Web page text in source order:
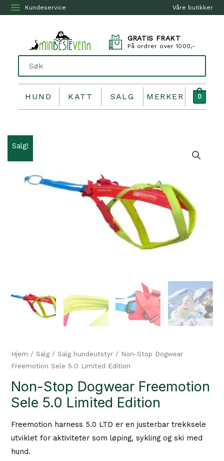
Våre butikker
Kundeservice
GRATIS FRAKT
På ordrer over 1000,-
HUND KATT SALG MERKER 0
Salg!
Hjem /Salg /Salg hundeutstyr / Non-Stop Dogwear
Freemotion Sele 5.0 Limited Edition
Non-Stop Dogwear Freemotion
Sele 5.0 Limited Edition
Freemotion harness 5.0 LTD er en justerbar trekksele
utviklet for aktiviteter som løping, sykling og ski med
hund.